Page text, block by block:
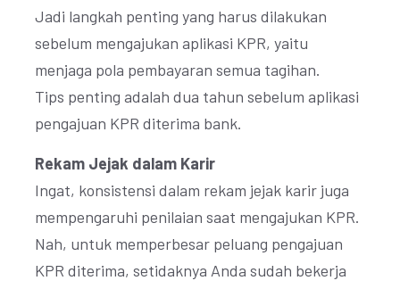
Jadi langkah penting yang harus dilakukan
sebelum mengajukan aplikasi KPR, yaitu
menjaga pola pembayaran semua tagihan.
Tips penting adalah dua tahun sebelum aplikasi
pengajuan KPR diterima bank.
Rekam Jejak dalam Karir
Ingat, konsistensi dalam rekam jejak karir juga
mempengaruhi penilaian saat mengajukan KPR.
Nah, untuk memperbesar peluang pengajuan
KPR diterima, setidaknya Anda sudah bekerja